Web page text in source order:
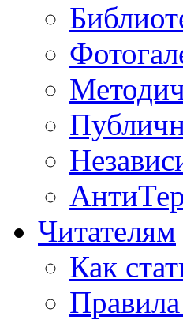
Читателям
Как